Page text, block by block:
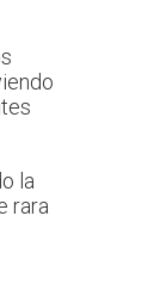
la
rara